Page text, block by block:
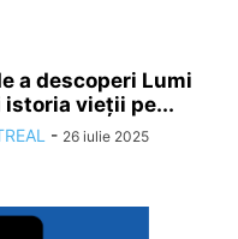
a descoperi Lumi
vieții pe...
- 26 iulie 2025